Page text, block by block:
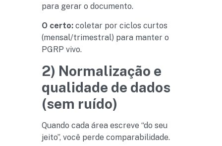
para gerar o documento.
O certo: coletar por ciclos curtos
(mensal/trimestral) para manter o
PGRP vivo.
2) Normalização e
qualidade de dados
(sem ruído)
Quando cada área escreve “do seu
jeito”, você perde comparabilidade.